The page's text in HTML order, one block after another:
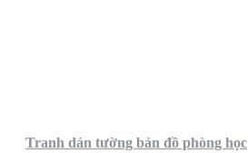
Tranh dán tường bản đồ phòng học